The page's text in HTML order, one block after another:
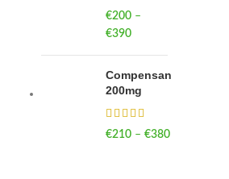
€200 –
€390
through
Compensan
200mg
€210 – €380